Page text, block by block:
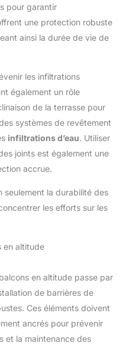
pour garantir
une protection robuste
ainsi la durée de vie de
les infiltrations
également un rôle
de la terrasse pour
systèmes de revêtement
infiltrations d’eau. Utiliser
joints est également une
accrue.
seulement la durabilité des
les efforts sur les
en altitude
en altitude passe par
de barrières de
Ces éléments doivent
ancrés pour prévenir
et la maintenance des